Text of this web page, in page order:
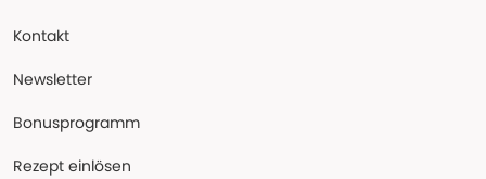
Kontakt
Newsletter
Bonusprogramm
Rezept einlösen